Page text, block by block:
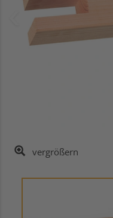
vergrößern